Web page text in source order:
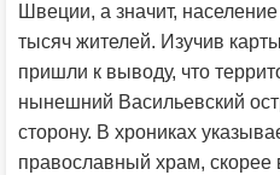
Швеции, а значит,
тысяч жителей. Изучив
пришли к выводу, что
нынешний Васильевский
сторону. В хрониках
православный храм, скорее